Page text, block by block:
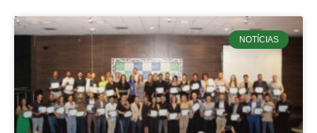
NOTÍCIAS